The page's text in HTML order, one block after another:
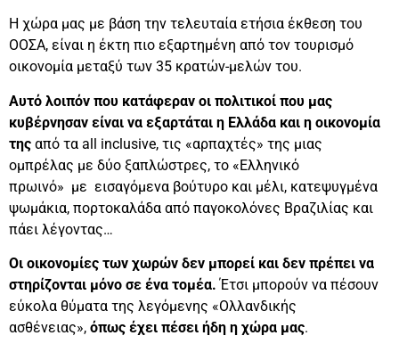
Η χώρα μας με βάση την τελευταία ετήσια έκθεση του
ΟΟΣΑ, είναι η έκτη πιο εξαρτημένη από τον τουρισμό
οικονομία μεταξύ των 35 κρατών-μελών του.
Αυτό λοιπόν που κατάφεραν οι πολιτικοί που μας
κυβέρνησαν είναι να εξαρτάται η Ελλάδα και η οικονομία
της από τα all inclusive, τις «αρπαχτές» της μιας
ομπρέλας με δύο ξαπλώστρες, το «Ελληνικό
πρωινό» με εισαγόμενα βούτυρο και μέλι, κατεψυγμένα
ψωμάκια, πορτοκαλάδα από παγοκολόνες Βραζιλίας και
πάει λέγοντας…
Οι οικονομίες των χωρών δεν μπορεί και δεν πρέπει να
στηρίζονται μόνο σε ένα τομέα. Έτσι μπορούν να πέσουν
εύκολα θύματα της λεγόμενης «Ολλανδικής
ασθένειας», όπως έχει πέσει ήδη η χώρα μας.